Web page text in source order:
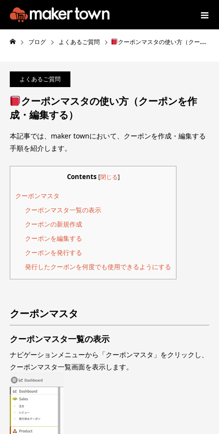
ブログ よくあるご質問 クーポンマスタの使い方（クーポンを作成・編集する）
よくあるご質問
クーポンマスタの使い方（クーポンを作
成・編集する）
本記事では、maker townにおいて、クーポンを作成・編集する
手順を紹介します。
Contents [閉じる]
クーポンマスタ
クーポンマスタ一覧の表示
クーポンの新規作成
クーポンを編集する
クーポンを発行する
発行したクーポンを何度でも使用できるようにする
クーポンマスタ
クーポンマスタ一覧の表示
ナビゲーションメニューから「クーポンマスタ」をクリックし、
クーポンマスタ一覧画面を表示します。